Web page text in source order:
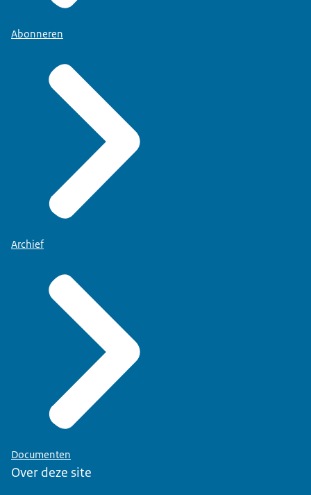
Abonneren
Archief
Documenten
Over deze site